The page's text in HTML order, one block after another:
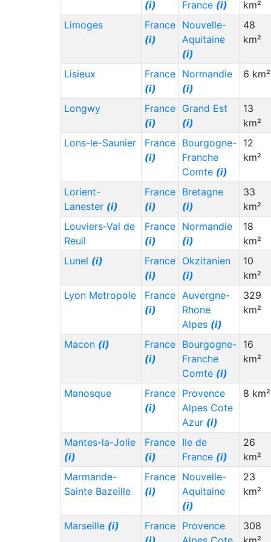
(i) France (i)
km²
Limoges
France
(i)
Nouvelle-
Aquitaine
(i)
48
km²
Lisieux
France
(i)
Normandie
(i)
6 km²
Longwy
France
(i)
Grand Est
(i)
13
km²
Lons-le-Saunier
France
(i)
Bourgogne-
Franche
Comte (i)
12
km²
Lorient-
Lanester (i)
France
(i)
Bretagne
(i)
33
km²
Louviers-Val de
Reuil
France
(i)
Normandie
(i)
18
km²
Lunel (i)
France
(i)
Okzitanien
(i)
10
km²
Lyon Metropole
France
(i)
Auvergne-
Rhone
Alpes (i)
329
km²
Macon (i)
France
(i)
Bourgogne-
Franche
Comte (i)
16
km²
Manosque
France
(i)
Provence
Alpes Cote
Azur (i)
8 km²
Mantes-la-Jolie
(i)
France
(i)
Ile de
France (i)
26
km²
Marmande-
Sainte Bazeille
France
(i)
Nouvelle-
Aquitaine
(i)
23
km²
Marseille (i)
France
Provence
308